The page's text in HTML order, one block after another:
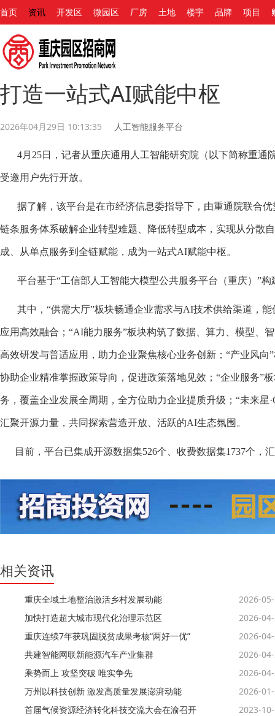
首页 资讯 开发区 微园区 厂房 土地 楼宇 品牌 项目
打造一站式AI赋能中枢
2026年04月29日 10:13:35 人工智能服务平台
4月25日，记者从重庆通用人工智能研究院（以下简称重通
受邀用户先行开放。
据了解，该平台是在市经济信息委指导下，由重通院联合
链条服务体系破解企业转型难题、降低转型成本，实现从分散
成、从单点服务到全链赋能，成为一站式AI赋能中枢。
平台基于“工信部人工智能大模型公共服务平台（重庆）”构
其中，“供需大厅”板块畅通企业需求与AI技术供给渠道，能
应用高效融合；“AI能力服务”板块构筑了数据、算力、模型、
高效研发与普适应用，助力企业聚焦核心业务创新；“产业风
协助企业精准掌握政策导向，促进政策落地见效；“企业服务”
务，覆盖企业发展全周期，全方位助力企业提质升级；“未来
汇聚开源力量，共同探索营造开放、活跃的AI生态氛围。
目前，平台已集成开源数据集526个、收费数据集1737个，
相关资讯
重庆全域土地整治激活乡村发展动能
2026-
加快打造超大城市现代化治理示范区
2026-
重庆连续7年获巩固脱贫成果考核“两好一优”
2026-
共建智能网联新能源汽车产业集群
2026-
乘势而上 攻坚突破 唯实争先
2026-
万州以科技创新 激发高质量发展澎湃动能
2026-
首届气候资源经济转化科技交流大会在渝召开
2023-